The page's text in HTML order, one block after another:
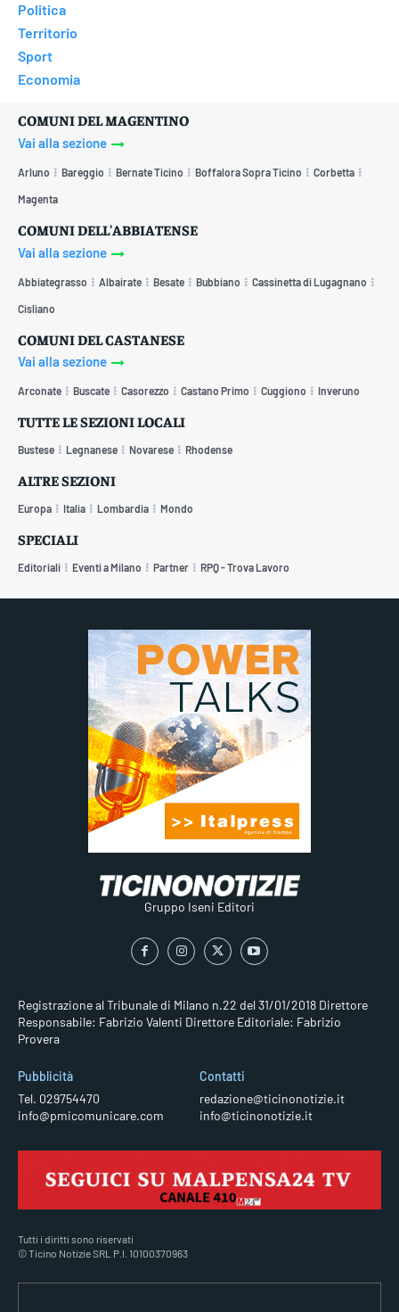
Politica
Territorio
Sport
Economia
COMUNI DEL MAGENTINO
Vai alla sezione
Arluno Bareggio Bernate Ticino Boffalora Sopra Ticino Corbetta
Magenta
COMUNI DELL'ABBIATENSE
Vai alla sezione
Abbiategrasso Albairate Besate Bubbiano Cassinetta di Lugagnano
Cisliano
COMUNI DEL CASTANESE
Vai alla sezione
Arconate Buscate Casorezzo Castano Primo Cuggiono Inveruno
TUTTE LE SEZIONI LOCALI
Bustese Legnanese Novarese Rhodense
ALTRE SEZIONI
Europa Italia Lombardia Mondo
SPECIALI
Editoriali Eventi a Milano Partner RPQ - Trova Lavoro
Gruppo Iseni Editori
Registrazione al Tribunale di Milano n.22 del 31/01/2018 Direttore
Responsabile: Fabrizio Valenti Direttore Editoriale: Fabrizio
Provera
Pubblicità
Tel. 029754470
info@pmicomunicare.com
Contatti
redazione@ticinonotizie.it
info@ticinonotizie.it
Tutti i diritti sono riservati
© Ticino Notizie SRL P.I. 10100370963